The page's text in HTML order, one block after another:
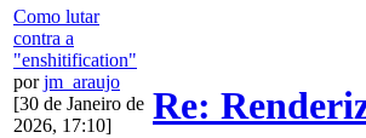
Como lutar
contra a
"enshitification"
porjm_araujo
[30 de Janeiro de
2026, 17:10]
Re: